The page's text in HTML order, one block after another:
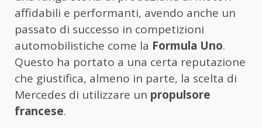
affidabili e performanti, avendo anche un
passato di successo in competizioni
automobilistiche come la Formula Uno.
Questo ha portato a una certa reputazione
che giustifica, almeno in parte, la scelta di
Mercedes di utilizzare un propulsore
francese.